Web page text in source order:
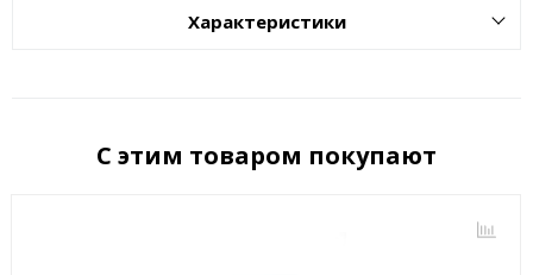
Характеристики
С этим товаром покупают